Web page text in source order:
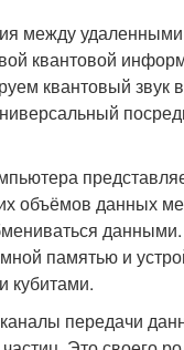
между
квантовой
квантовый
объёмов данных
памятью и
кубитами.
каналы передачи